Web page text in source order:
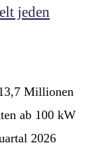
jeden
Millionen
ab 100 kW
2026